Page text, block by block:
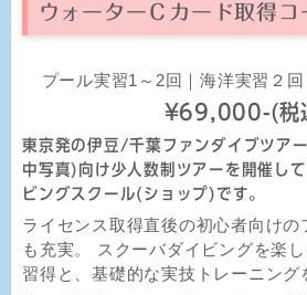
ウォーターＣカード取得コ
プール実習1～2回｜海洋実習２
¥69,000-(税
東京発の伊豆/千葉ファンダイブツア
中写真)向け少人数制ツアーを開催し
ビングスクール(ショップ)です。
ライセンス取得直後の初心者向けの
も充実。 スクーバダイビングを楽
習得と、基礎的な実技トレーニング